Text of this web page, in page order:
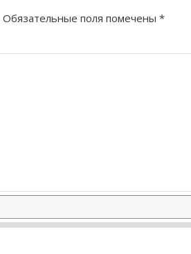
Обязательные поля помечены *